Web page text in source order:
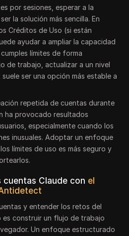
por sesiones, esperar a la
la solución más sencilla. En
Créditos de Uso (si están
ayudar a ampliar la capacidad
límites de forma
de trabajo, actualizar a un nivel
ser una opción más estable a
repetida de cuentas durante
ha provocado resultados
especialmente cuando los
inusuales. Adoptar un enfoque
límites de uso es más seguro y
cuentas Claude con el
y entender los retos del
es construir un flujo de trabajo
Un enfoque estructurado